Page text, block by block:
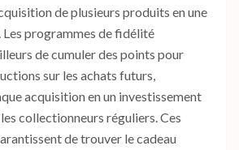
de plusieurs produits en une
Les programmes de fidélité
de cumuler des points pour
sur les achats futurs,
acquisition en un investissement
collectionneurs réguliers. Ces
de trouver le cadeau